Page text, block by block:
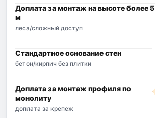
Доплата за монтаж на высоте более 5
м
лесa/сложный доступ
Стандартное основание стен
бетон/кирпич без плитки
Доплата за монтаж профиля по
монолиту
доплата за крепеж